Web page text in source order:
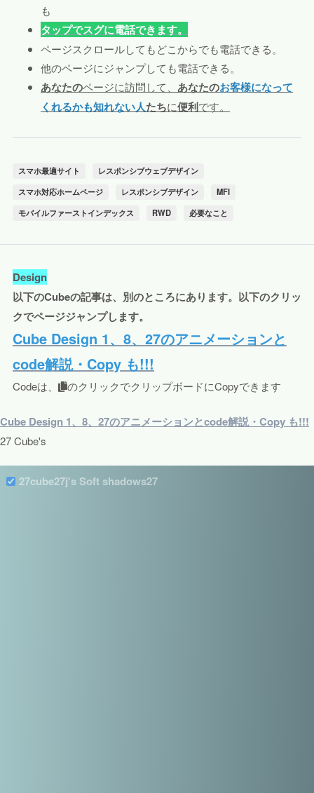
も
タップでスグに電話できます。
ページスクロールしてもどこからでも電話できる。
他のページにジャンプしても電話できる。
あなたのページに訪問して、 あなたのお客様になって
くれるかも知れない人たちに便利です。
スマホ最適サイト
レスポンシブウェブデザイン
スマホ対応ホームページ
レスポンシブデザイン
MFI
モバイルファーストインデックス
RWD 必要なこと
Design
以下のCubeの記事は、別のところにあります。以下のクリッ
クでページジャンプします。
Cube Design 1、8、27のアニメーションと
code解説・Copy も!!!
Codeは、 のクリックでクリップボードにCopyできます
Cube Design 1、8、27のアニメーションとcode解説・Copy も!!!
27 Cube's
27cube27j's Soft shadows27